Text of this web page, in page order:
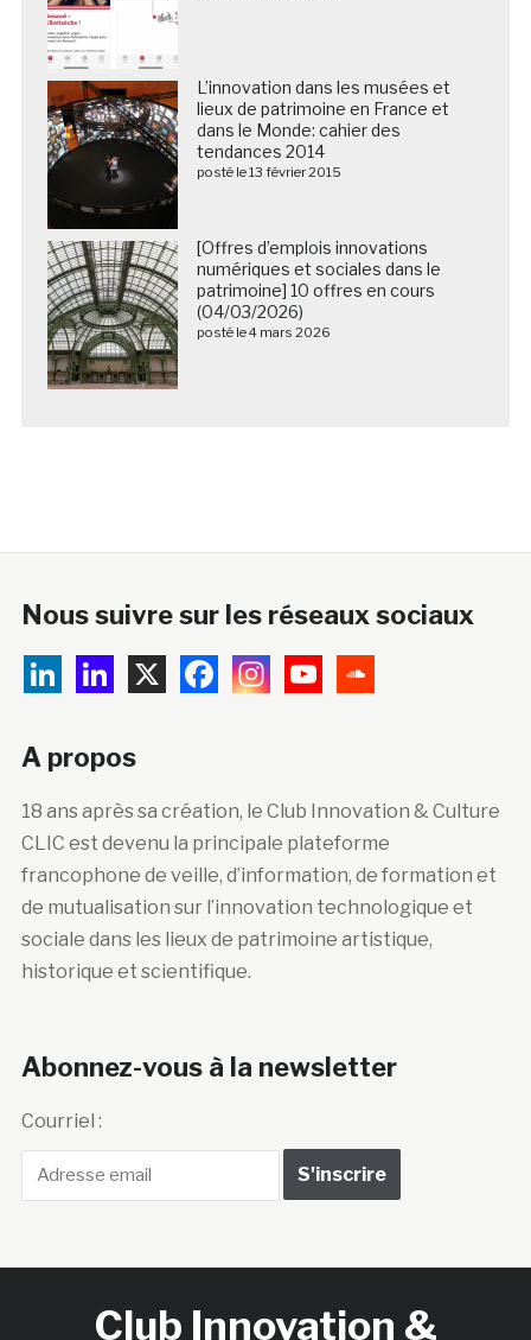
L’innovation dans les musées et
lieux de patrimoine en France et
dans le Monde: cahier des
tendances 2014
posté le 13 février 2015
[Offres d’emplois innovations
numériques et sociales dans le
patrimoine] 10 offres en cours
(04/03/2026)
posté le 4 mars 2026
Nous suivre sur les réseaux sociaux
A propos
18 ans après sa création, le Club Innovation & Culture
CLIC est devenu la principale plateforme
francophone de veille, d’information, de formation et
de mutualisation sur l’innovation technologique et
sociale dans les lieux de patrimoine artistique,
historique et scientifique.
Abonnez-vous à la newsletter
Courriel :
Club Innovation &